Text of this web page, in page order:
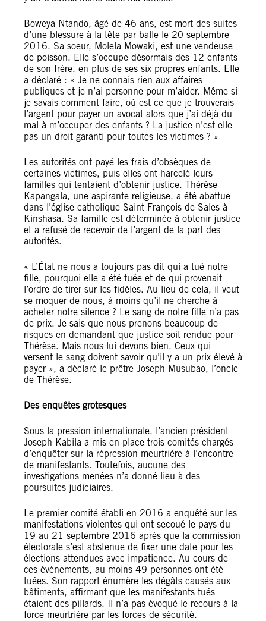
Boweya Ntando, âgé de 46 ans, est mort des suites
d’une blessure à la tête par balle le 20 septembre
2016. Sa soeur, Molela Mowaki, est une vendeuse
de poisson. Elle s’occupe désormais des 12 enfants
de son frère, en plus de ses six propres enfants. Elle
a déclaré : « Je ne connais rien aux affaires
publiques et je n’ai personne pour m’aider. Même si
je savais comment faire, où est-ce que je trouverais
l’argent pour payer un avocat alors que j’ai déjà du
mal à m’occuper des enfants ? La justice n’est-elle
pas un droit garanti pour toutes les victimes ? »
Les autorités ont payé les frais d’obsèques de
certaines victimes, puis elles ont harcelé leurs
familles qui tentaient d’obtenir justice. Thérèse
Kapangala, une aspirante religieuse, a été abattue
dans l’église catholique Saint François de Sales à
Kinshasa. Sa famille est déterminée à obtenir justice
et a refusé de recevoir de l’argent de la part des
autorités.
« L’État ne nous a toujours pas dit qui a tué notre
fille, pourquoi elle a été tuée et de qui provenait
l’ordre de tirer sur les fidèles. Au lieu de cela, il veut
se moquer de nous, à moins qu’il ne cherche à
acheter notre silence ? Le sang de notre fille n’a pas
de prix. Je sais que nous prenons beaucoup de
risques en demandant que justice soit rendue pour
Thérèse. Mais nous lui devons bien. Ceux qui
versent le sang doivent savoir qu’il y a un prix élevé à
payer », a déclaré le prêtre Joseph Musubao, l’oncle
de Thérèse.
Des enquêtes grotesques
Sous la pression internationale, l’ancien président
Joseph Kabila a mis en place trois comités chargés
d’enquêter sur la répression meurtrière à l’encontre
de manifestants. Toutefois, aucune des
investigations menées n’a donné lieu à des
poursuites judiciaires.
Le premier comité établi en 2016 a enquêté sur les
manifestations violentes qui ont secoué le pays du
19 au 21 septembre 2016 après que la commission
électorale s’est abstenue de fixer une date pour les
élections attendues avec impatience. Au cours de
ces événements, au moins 49 personnes ont été
tuées. Son rapport énumère les dégâts causés aux
bâtiments, affirmant que les manifestants tués
étaient des pillards. Il n’a pas évoqué le recours à la
force meurtrière par les forces de sécurité.